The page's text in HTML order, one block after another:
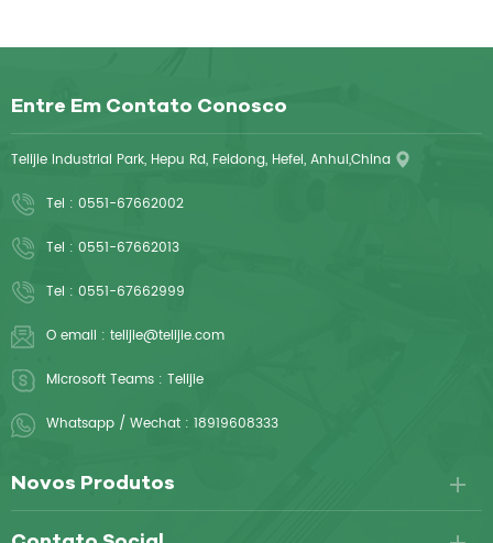
Entre Em Contato Conosco
Telijie Industrial Park, Hepu Rd, Feidong, Hefei, Anhui,China
Tel : 0551-67662002
Tel : 0551-67662013
Tel : 0551-67662999
O email : telijie@telijie.com
Microsoft Teams : Telijie
Whatsapp / Wechat : 18919608333
Novos Produtos